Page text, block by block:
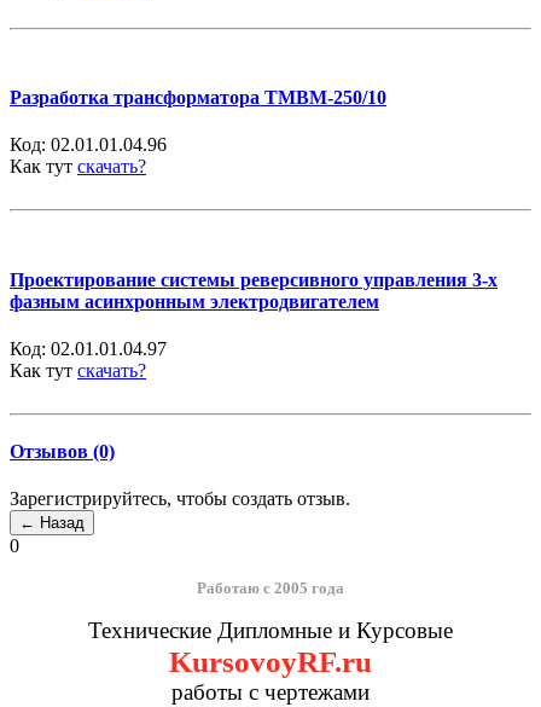
Разработка трансформатора ТМВМ-250/10
Код: 02.01.01.04.96
Как тут скачать?
Проектирование системы реверсивного управления 3-х
фазным асинхронным электродвигателем
Код: 02.01.01.04.97
Как тут скачать?
Отзывов (0)
Зарегистрируйтесь, чтобы создать отзыв.
0
Работаю с 2005 года
Технические Дипломные и Курсовые
KursovoyRF.ru
работы с чертежами